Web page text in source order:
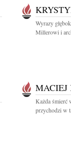
Wyrazy
Millerowi i
MACIEJ
Każda śmierć
przychodzi w